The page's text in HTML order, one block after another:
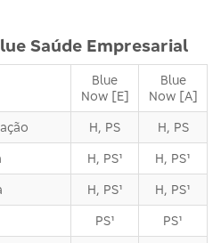
Saúde Empresarial
Blue
Now [E]
Blue
Now [A]
H, PS H, PS
H, PS¹ H, PS¹
H, PS¹ H, PS¹
PS¹ PS¹